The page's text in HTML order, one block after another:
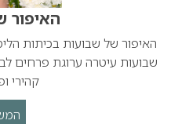
האיפור
האיפור של שבועות בכיתות
שבועות עיטרה ערוגת פרחים
קהירי